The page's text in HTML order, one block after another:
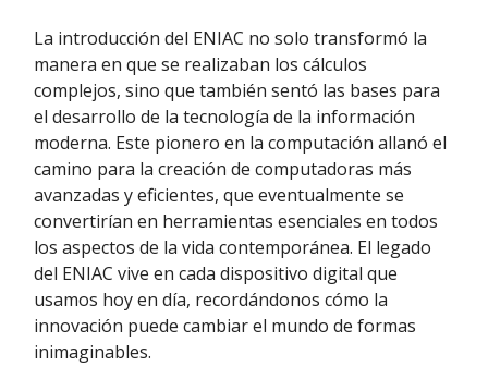
La introducción del ENIAC no solo transformó la
manera en que se realizaban los cálculos
complejos, sino que también sentó las bases para
el desarrollo de la tecnología de la información
moderna. Este pionero en la computación allanó el
camino para la creación de computadoras más
avanzadas y eficientes, que eventualmente se
convertirían en herramientas esenciales en todos
los aspectos de la vida contemporánea. El legado
del ENIAC vive en cada dispositivo digital que
usamos hoy en día, recordándonos cómo la
innovación puede cambiar el mundo de formas
inimaginables.